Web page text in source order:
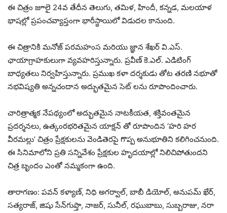
ఈ చిత్రం జూలై 24వ తేదీన తెలుగు, తమిళ, హిందీ, కన్నడ, మలయాళ
భాషల్లో ప్రపంచవ్యాప్తంగా భారీస్థాయిలో విడుదల కానుంది.
ఈ చిత్రానికి మనోజ్ పరమహంస మరియు జ్ఞాన శేఖర్ వి.ఎస్.
ఛాయాగ్రాహకులుగా వ్యవహరిస్తున్నారు. ప్రవీణ్ కె.ఎల్. ఎడిటింగ్
బాధ్యతలు నిర్వహిస్తున్నారు. ప్రముఖ కళా దర్శకుడు తోట తరణి నభూతో
నభవిష్యతి అన్నచందాన అద్భుతమైన సెట్ లను రూపొందించారు.
చారిత్రాత్మక నేపథ్యంలో అద్భుతమైన నాటకీయత, శక్తివంతమైన
ప్రదర్శనలు, ఉత్కంఠభరితమైన యాక్షన్ తో రూపొందిన ‘హరి హర
వీరమల్లు’ చిత్రం ప్రేక్షకులను వెండితెరపై గొప్ప అనుభూతిని కలిగించనుంది.
ఈ సినిమాలోని ప్రతి సన్నివేశం ప్రేక్షకుల హృదయాల్లో నిలిచిపోతుందని
చిత్ర బృందం ఎంతో నమ్మకంగా ఉంది.
తారాగణం: పవన్ కళ్యాణ్, నిధి అగర్వాల్, బాబీ డియోల్, అనుపమ్ ఖేర్,
సత్యరాజ్, జిషు సేన్‌గుప్తా, నాజర్, సునీల్, రఘుబాబు, సుబ్బరాజు, నరా